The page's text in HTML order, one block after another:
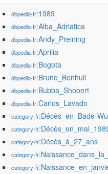
dbpedia-fr:1989
dbpedia-fr:Alba_Adriatica
dbpedia-fr:Andy_Preining
dbpedia-fr:Aprilia
dbpedia-fr:Bogota
dbpedia-fr:Bruno_Bonhuil
dbpedia-fr:Bubba_Shobert
dbpedia-fr:Carlos_Lavado
category-fr:Décès_en_Bade-
category-fr
category-fr:Décès_à_27_ans
category-fr
category-fr